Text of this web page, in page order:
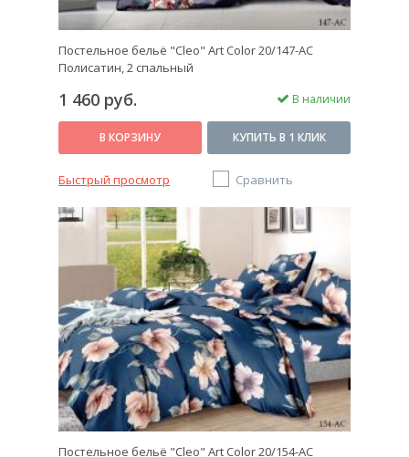
Постельное бельё "Cleo" Art Color 20/147-AC
Полисатин, 2 спальный
1 460 руб. В наличии
В КОРЗИНУ КУПИТЬ В 1 КЛИК
Быстрый просмотр Сравнить
Постельное бельё "Cleo" Art Color 20/154-AC